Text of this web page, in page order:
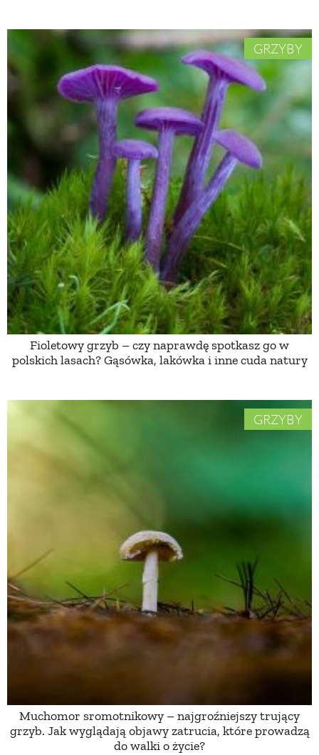
GRZYBY
Fioletowy grzyb – czy naprawdę spotkasz go w
polskich lasach? Gąsówka, lakówka i inne cuda natury
GRZYBY
Muchomor sromotnikowy – najgroźniejszy trujący
grzyb. Jak wyglądają objawy zatrucia, które prowadzą
do walki o życie?